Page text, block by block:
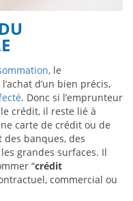
, le
d’un bien précis,
. Donc si l’emprunteur
crédit, il reste lié à
carte de crédit ou de
banques, des
grandes surfaces. Il
“crédit
commercial ou